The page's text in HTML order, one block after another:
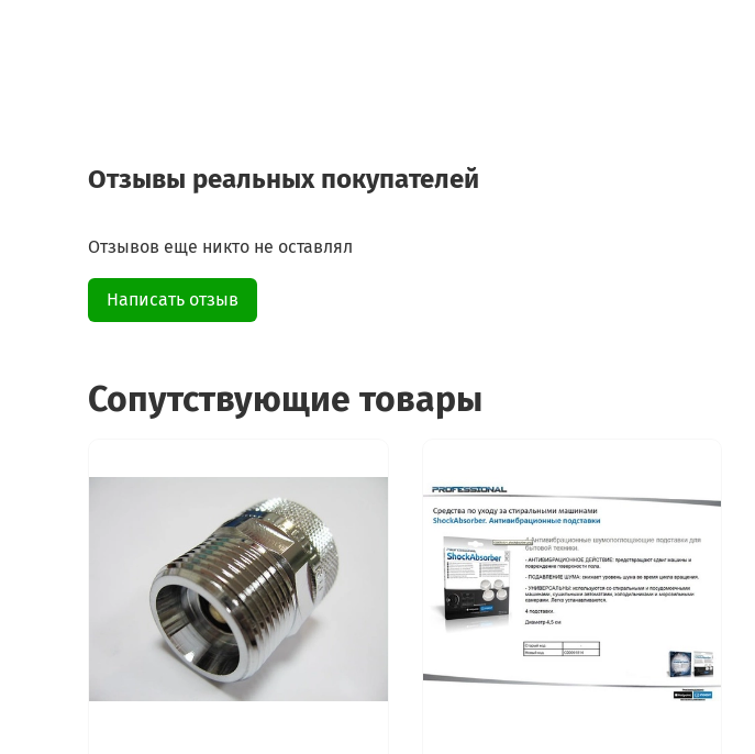
Отзывы реальных покупателей
Отзывов еще никто не оставлял
Написать отзыв
Сопутствующие товары